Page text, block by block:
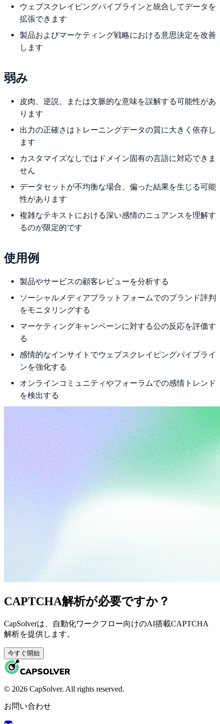
ウェブスクレイピングパイプラインと統合してデータを
拡張できます
製品およびマーケティング戦略における意思決定を改善
します
弱み
皮肉、逆説、または文脈的な意味を誤解する可能性があ
ります
出力の正確さはトレーニングデータの質に大きく依存し
ます
カスタマイズなしではドメイン固有の言語に対応できま
せん
データセットが不均衡な場合、偏った結果を生じる可能
性があります
複雑なテキストにおける深い感情のニュアンスを理解す
るのが限定的です
使用例
製品やサービスの顧客レビューを分析する
ソーシャルメディアプラットフォームでのブランド評判
をモニタリングする
マーケティングキャンペーンに対する公の反応を評価す
る
感情的なインサイトでウェブスクレイピングパイプライ
ンを強化する
オンラインコミュニティやフォーラムでの感情トレンド
を検出する
CAPTCHA解析が必要ですか？
CapSolverは、自動化ワークフロー向けのAI搭載CAPTCHA
解析を提供します。
今すぐ開始
© 2026 CapSolver. All rights reserved.
お問い合わせ